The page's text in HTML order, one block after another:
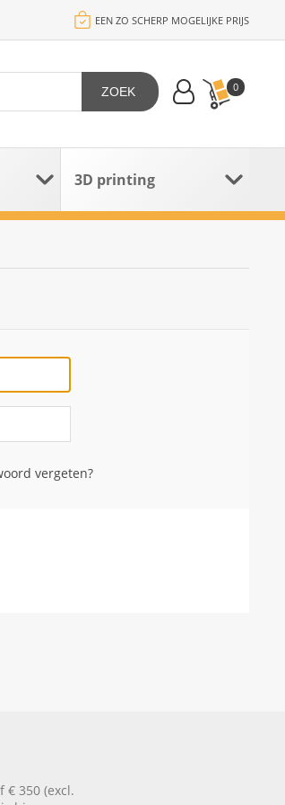
EEN ZO SCHERP MOGELIJKE PRIJS
0
ZOEK
3D printing
vergeten?
€ 350 (excl.